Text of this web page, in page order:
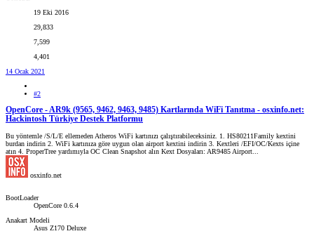
19 Eki 2016
29,833
7,599
4,401
14 Ocak 2021
#2
OpenCore - AR9k (9565, 9462, 9463, 9485) Kartlarında WiFi Tanıtma - osxinfo.net:
Hackintosh Türkiye Destek Platformu
Bu yöntemle /S/L/E ellemeden Atheros WiFi kartınızı çalıştırabileceksiniz. 1. HS80211Family kextini
burdan indirin 2. WiFi kartınıza göre uygun olan airport kextini indirin 3. Kextleri /EFI/OC/Kexts içine
atın 4. ProperTree yardımıyla OC Clean Snapshot alın Kext Dosyaları: AR9485 Airport...
osxinfo.net
BootLoader
OpenCore 0.6.4
Anakart Modeli
Asus Z170 Deluxe